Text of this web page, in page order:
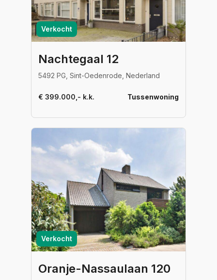
Verkocht
Nachtegaal 12
5492 PG, Sint-Oedenrode, Nederland
€ 399.000,- k.k. Tussenwoning
Verkocht
Oranje-Nassaulaan 120